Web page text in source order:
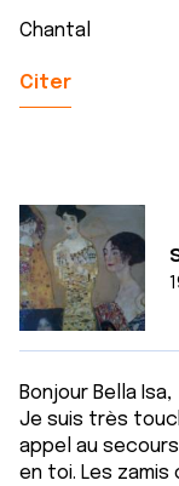
Chantal
Citer
Bonjour Bella Isa,
Je suis très
appel au
en toi. Les